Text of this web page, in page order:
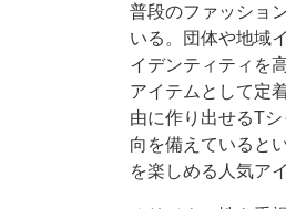
普段のファッショ
いる。団体や地域
イデンティティを
アイテムとして定
由に作り出せるT
向を備えていると
を楽しめる人気ア